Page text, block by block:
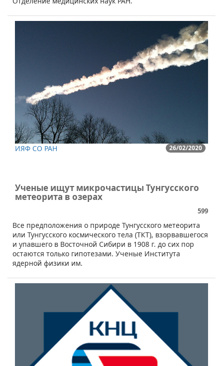
26/02/2020
ИЯФ СО РАН
Ученые ищут микрочастицы Тунгусского
метеорита в озерах
599
Все предположения о природе Тунгусского метеорита
или Тунгусского космического тела (ТКТ), взорвавшегося
и упавшего в Восточной Сибири в 1908 г. до сих пор
остаются только гипотезами. Ученые Института
ядерной физики им.